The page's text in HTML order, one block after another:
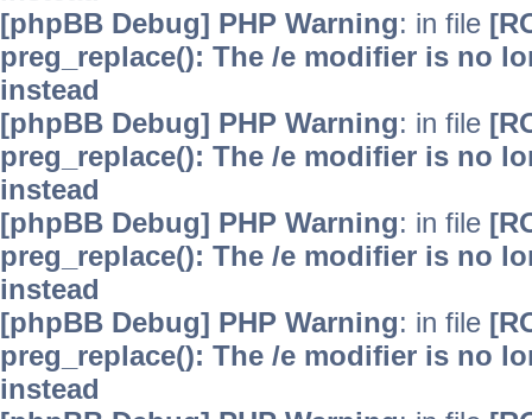
[phpBB Debug] PHP Warning: in file
preg_replace(): The /e modifier is no
instead
[phpBB Debug] PHP Warning: in file
preg_replace(): The /e modifier is no
instead
[phpBB Debug] PHP Warning: in file
preg_replace(): The /e modifier is no
instead
[phpBB Debug] PHP Warning: in file
preg_replace(): The /e modifier is no
instead